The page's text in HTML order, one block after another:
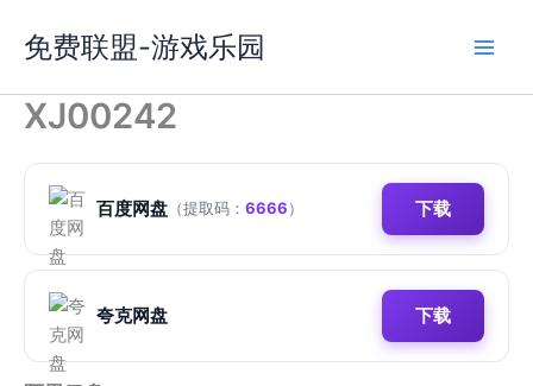
容
免费联盟-游戏乐园
XJ00242
百度网盘 （提取码： 6666） 下载
夸克网盘 下载